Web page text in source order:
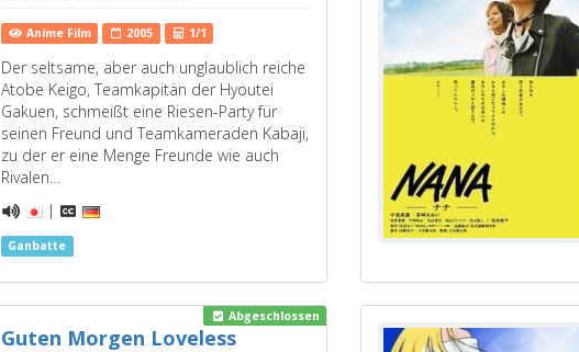
Anime Film 2005 1/1
Der seltsame, aber auch unglaublich reiche
Atobe Keigo, Teamkapitän der Hyoutei
Gakuen, schmeißt eine Riesen-Party für
seinen Freund und Teamkameraden Kabaji,
zu der er eine Menge Freunde wie auch
Rivalen…
|
Ganbatte
Abgeschlossen
Guten Morgen Loveless